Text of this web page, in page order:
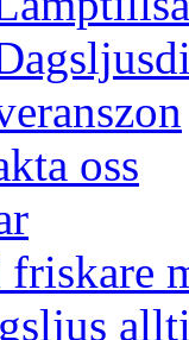
oss